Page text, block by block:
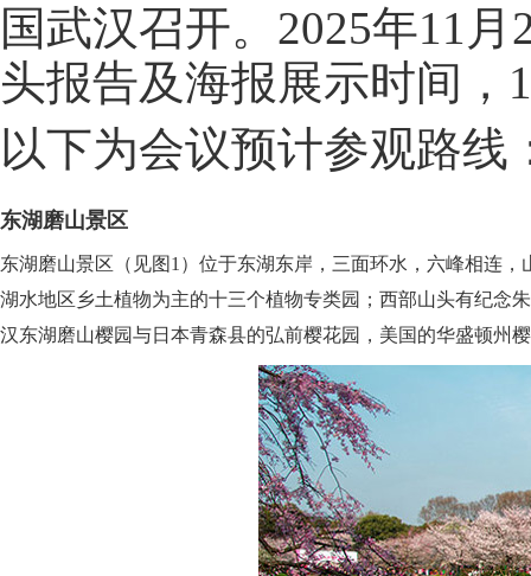
国武汉召开。2025年11
头报告及海报展示时间，
以下为会议预计参观路
东湖磨山景区
东湖磨山景区（见图1）位于东湖东岸，三面环水，六峰相连
湖水地区乡土植物为主的十三个植物专类园；西部山头有纪念
汉东湖磨山樱园与日本青森县的弘前樱花园，美国的华盛顿州